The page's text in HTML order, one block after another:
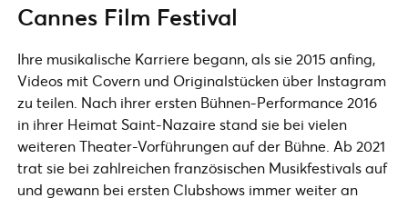
Cannes Film Festival
Ihre musikalische Karriere begann, als sie 2015 anfing,
Videos mit Covern und Originalstücken über Instagram
zu teilen. Nach ihrer ersten Bühnen-Performance 2016
in ihrer Heimat Saint-Nazaire stand sie bei vielen
weiteren Theater-Vorführungen auf der Bühne. Ab 2021
trat sie bei zahlreichen französischen Musikfestivals auf
und gewann bei ersten Clubshows immer weiter an